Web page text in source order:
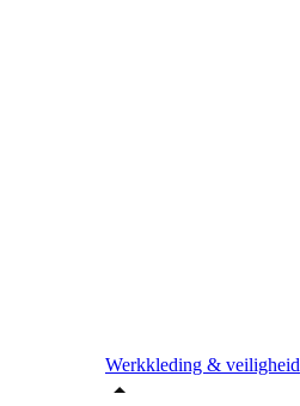
Werkkleding & veiligheid